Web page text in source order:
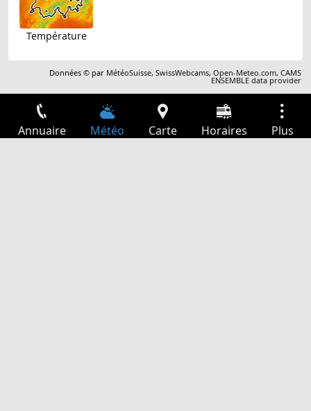
Température
Données © par MétéoSuisse,SwissWebcams,Open-Meteo.com,CAMS
ENSEMBLE data provider
Annuaire Météo Carte Horaires Plus